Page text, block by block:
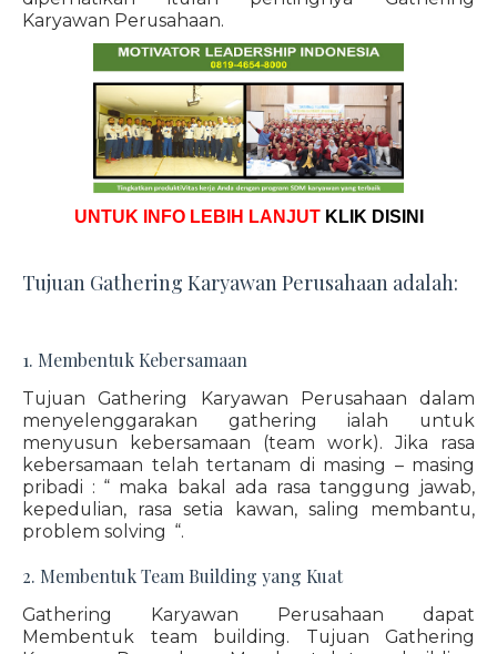
Karyawan Perusahaan.
UNTUK INFO LEBIH LANJUT KLIK DISINI
Tujuan Gathering Karyawan Perusahaan adalah:
1. Membentuk Kebersamaan
Tujuan Gathering Karyawan Perusahaan dalam
menyelenggarakan gathering ialah untuk
menyusun kebersamaan (team work). Jika rasa
kebersamaan telah tertanam di masing – masing
pribadi : “ maka bakal ada rasa tanggung jawab,
kepedulian, rasa setia kawan, saling membantu,
problem solving “.
2. Membentuk Team Building yang Kuat
Gathering Karyawan Perusahaan dapat
Membentuk team building. Tujuan Gathering